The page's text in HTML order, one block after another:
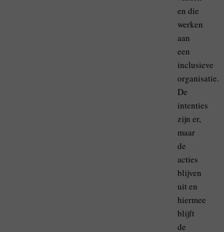
en die
werken
aan
een
inclusieve
organisatie.
De
intenties
zijn er,
maar
de
acties
blijven
uit en
hiermee
blijft
de